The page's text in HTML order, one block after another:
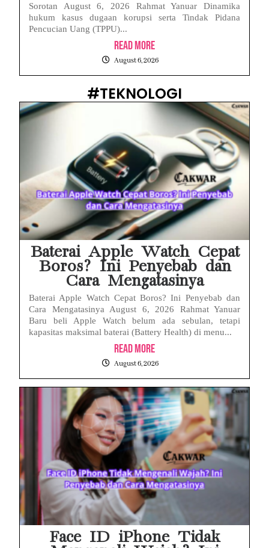
Sorotan August 6, 2026 Rahmat Yanuar Dinamika
hukum kasus dugaan korupsi serta Tindak Pidana
Pencucian Uang (TPPU)...
Read More
August 6, 2026
#TEKNOLOGI
Baterai Apple Watch Cepat
Boros? Ini Penyebab dan
Cara Mengatasinya
Baterai Apple Watch Cepat Boros? Ini Penyebab dan
Cara Mengatasinya August 6, 2026 Rahmat Yanuar
Baru beli Apple Watch belum ada sebulan, tetapi
kapasitas maksimal baterai (Battery Health) di menu...
Read More
August 6, 2026
Face ID iPhone Tidak